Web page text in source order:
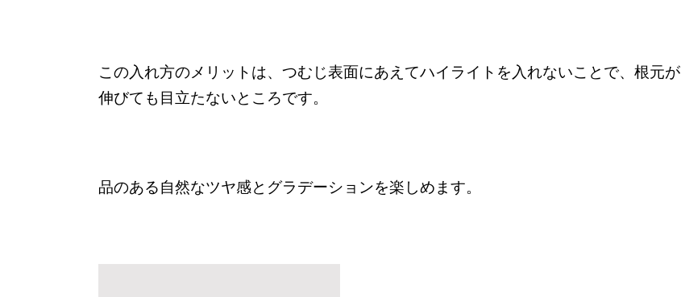
この入れ方のメリットは、つむじ表面にあえてハイライトを入れないことで、根元が
伸びても目立たないところです。
品のある自然なツヤ感とグラデーションを楽しめます。